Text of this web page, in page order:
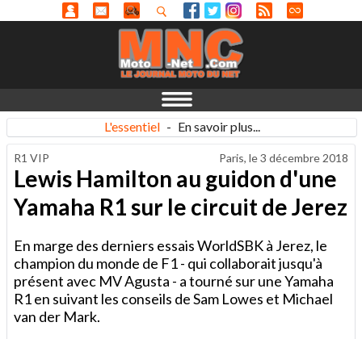
L'essentiel - En savoir plus...
R1 VIP Paris, le3 décembre 2018
Lewis Hamilton au guidon d'une
Yamaha R1 sur le circuit de Jerez
En marge des derniers essais WorldSBK à Jerez, le
champion du monde de F1 - qui collaborait jusqu'à
présent avec MV Agusta - a tourné sur une Yamaha
R1 en suivant les conseils de Sam Lowes et Michael
van der Mark.